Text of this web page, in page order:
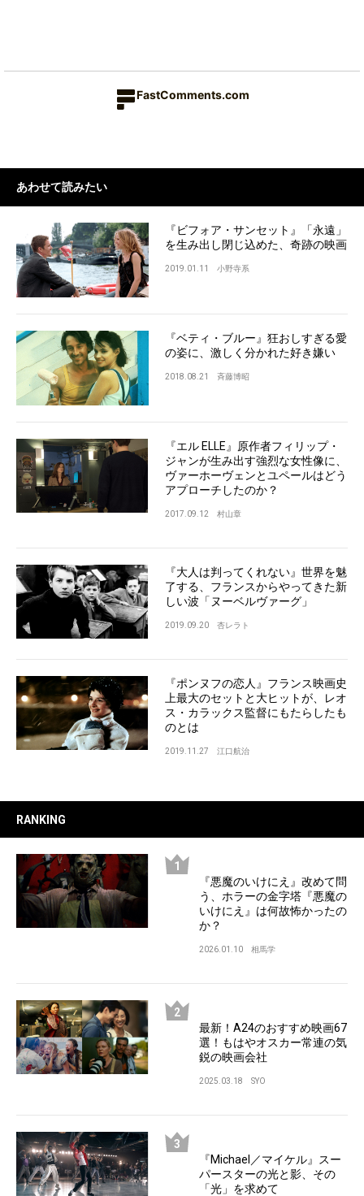
FastComments.com
あわせて読みたい
『ビフォア・サンセット』「永遠」
を生み出し閉じ込めた、奇跡の映画
2019.01.11 小野寺系
『ベティ・ブルー』狂おしすぎる愛
の姿に、激しく分かれた好き嫌い
2018.08.21 斉藤博昭
『エル ELLE』原作者フィリップ・
ジャンが生み出す強烈な女性像に、
ヴァーホーヴェンとユペールはどう
アプローチしたのか？
2017.09.12 村山章
『大人は判ってくれない』世界を魅
了する、フランスからやってきた新
しい波「ヌーベルヴァーグ」
2019.09.20 杏レラト
『ポンヌフの恋人』フランス映画史
上最大のセットと大ヒットが、レオ
ス・カラックス監督にもたらしたも
のとは
2019.11.27 江口航治
RANKING
『悪魔のいけにえ』改めて問
う、ホラーの金字塔『悪魔の
いけにえ』は何故怖かったの
か？
2026.01.10 相馬学
最新！A24のおすすめ映画67
選！もはやオスカー常連の気
鋭の映画会社
2025.03.18 SYO
『Michael／マイケル』スー
パースターの光と影、その
「光」を求めて